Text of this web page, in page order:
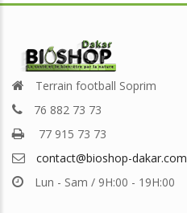
Terrain football Soprim
76 882 73 73
77 915 73 73
contact@bioshop-dakar.com
Lun - Sam / 9H:00 - 19H:00